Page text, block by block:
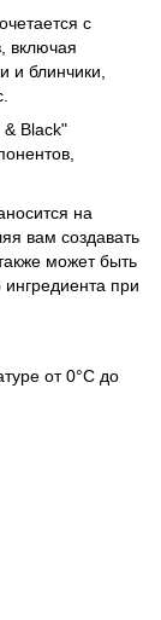
с
включая
и блинчики,
& Black"
на
вам создавать
может быть
ингредиента при
от 0°C до